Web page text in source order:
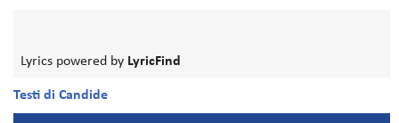
Lyrics powered by LyricFind
Testi di Candide